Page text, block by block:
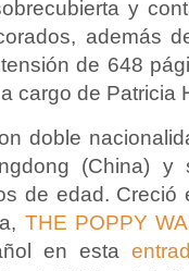
y
además
de 648
cargo de Patricia
doble
(China) y
de edad. Creció
THE POPPY
en esta